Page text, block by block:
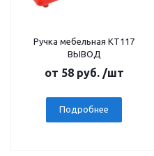
Ручка мебельная КТ117
ВЫВОД
от 58 руб. /шт
Подробнее